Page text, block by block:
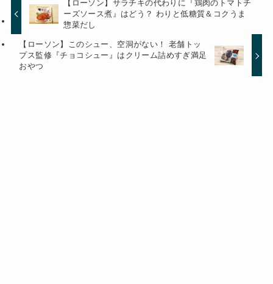
【ローソン】サラチキの代わりに『鶏肉のトマトチ
ーズソース煮』はどう？ わりと低糖質＆コクうま
惣菜だし
【ローソン】このシュー、空洞がない！ 老舗トッ
プス監修『チョコシュー』はクリーム詰めすぎ満足
おやつ